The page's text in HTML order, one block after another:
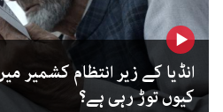
انڈیا کے زیر انتظام کشمیر
کیوں توڑ رہی ہے؟